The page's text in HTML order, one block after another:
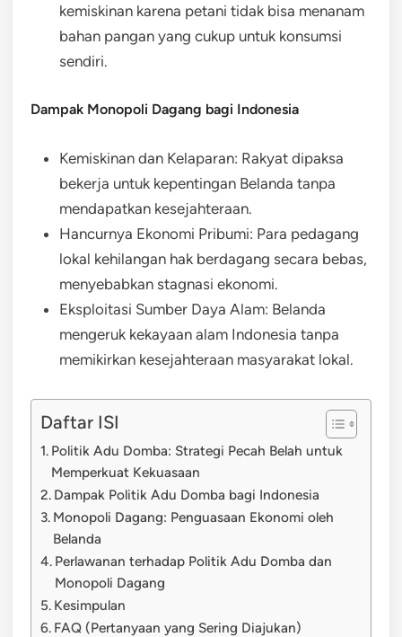
kemiskinan karena petani tidak bisa menanam
bahan pangan yang cukup untuk konsumsi
sendiri.
Dampak Monopoli Dagang bagi Indonesia
Kemiskinan dan Kelaparan: Rakyat dipaksa
bekerja untuk kepentingan Belanda tanpa
mendapatkan kesejahteraan.
Hancurnya Ekonomi Pribumi: Para pedagang
lokal kehilangan hak berdagang secara bebas,
menyebabkan stagnasi ekonomi.
Eksploitasi Sumber Daya Alam: Belanda
mengeruk kekayaan alam Indonesia tanpa
memikirkan kesejahteraan masyarakat lokal.
Daftar ISI
Politik Adu Domba: Strategi Pecah Belah untuk
Memperkuat Kekuasaan
Dampak Politik Adu Domba bagi Indonesia
Monopoli Dagang: Penguasaan Ekonomi oleh
Belanda
Perlawanan terhadap Politik Adu Domba dan
Monopoli Dagang
Kesimpulan
FAQ (Pertanyaan yang Sering Diajukan)